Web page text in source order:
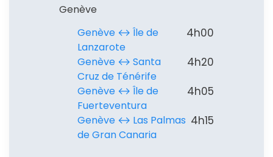
Genève
Genève ↔︎ Île de
Lanzarote
4h00
Genève ↔︎ Santa
Cruz de Ténérife
4h20
Genève ↔︎ Île de
Fuerteventura
4h05
Genève ↔︎ Las Palmas
de Gran Canaria
4h15
Continuer avec Apple
ou connectez-vous par mail